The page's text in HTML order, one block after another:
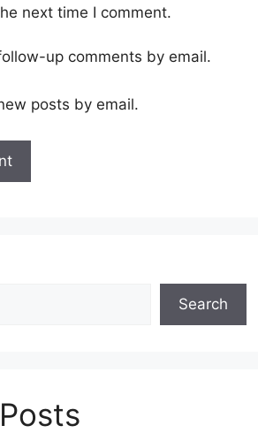
next time I comment.
up comments by email.
posts by email.
Search